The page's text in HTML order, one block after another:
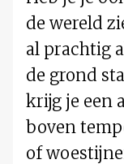
de wereld
al prachtig
de grond
krijg je een
boven
of